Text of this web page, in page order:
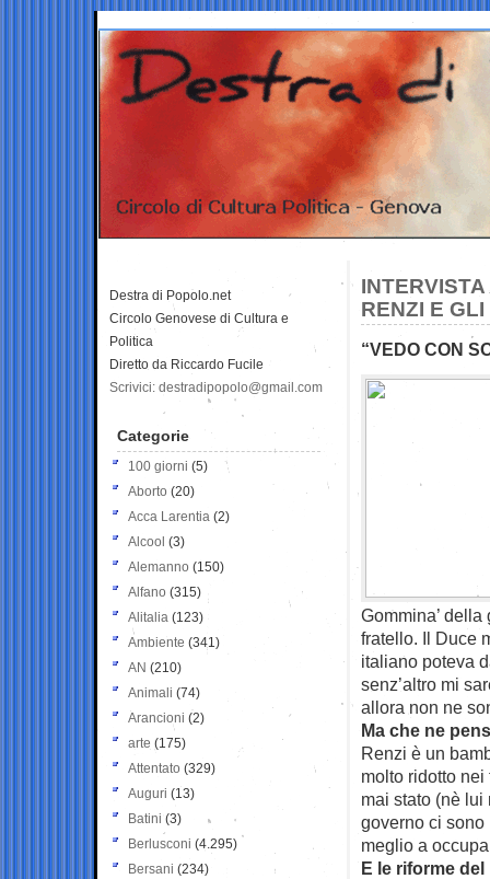
RENZI E
“VEDO CON
Gommina’
fratello. Il Duce
italiano poteva
senz’altro mi
allora non ne
Ma che ne
Renzi è un
molto ridotto
mai stato (nè
governo ci
meglio a
E le riforme
Destra di Popolo.net
Circolo Genovese di Cultura e
Politica
Diretto da Riccardo Fucile
Scrivici: destradipopolo@gmail.com
Categorie
100 giorni (5)
Aborto (20)
Acca Larentia (2)
Alcool (3)
Alemanno (150)
Alfano (315)
Alitalia (123)
Ambiente (341)
AN (210)
Animali (74)
Arancioni (2)
arte (175)
Attentato (329)
Auguri (13)
Batini (3)
Berlusconi (4.295)
Bersani (234)